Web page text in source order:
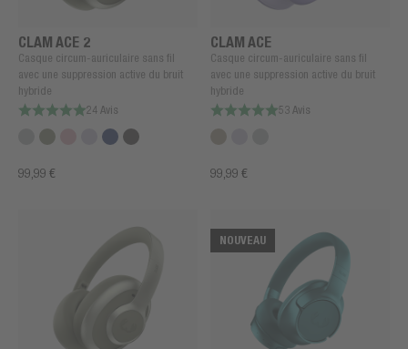
CLAM ACE 2
Casque circum-auriculaire sans fil
avec une suppression active du bruit
hybride
24 Avis
99,99 €
CLAM ACE
Casque circum-auriculaire sans fil
avec une suppression active du bruit
hybride
53 Avis
99,99 €
NOUVEAU